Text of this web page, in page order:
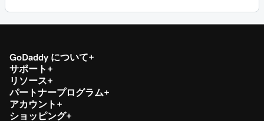
GoDaddy について
サポート
リソース
パートナープログラム
アカウント
ショッピング